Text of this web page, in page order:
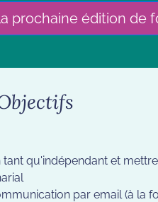
prochaine édition de
qu'indépendant et
par email (à la